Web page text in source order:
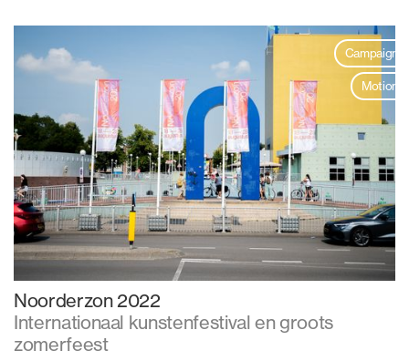
Campaign
Motion
Noorderzon 2022
Internationaal kunstenfestival en groots
zomerfeest